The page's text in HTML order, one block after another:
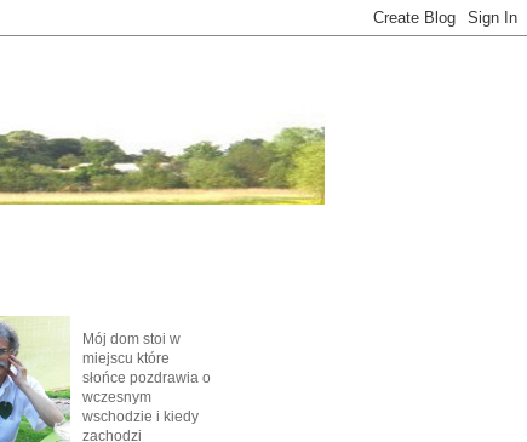
Mój dom stoi w
miejscu które
słońce pozdrawia o
wczesnym
wschodzie i kiedy
zachodzi